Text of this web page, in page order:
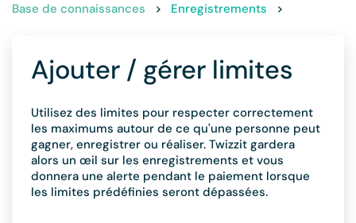
Base de connaissances > Enregistrements >
Ajouter / gérer limites
Utilisez des limites pour respecter correctement
les maximums autour de ce qu'une personne peut
gagner, enregistrer ou réaliser. Twizzit gardera
alors un œil sur les enregistrements et vous
donnera une alerte pendant le paiement lorsque
les limites prédéfinies seront dépassées.